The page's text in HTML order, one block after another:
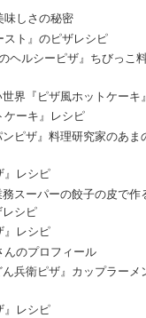
味しさの秘密
スト』のピザレシピ
ヘルシーピザ』ちびっこ
界『ピザ風ホットケーキ
ケーキ』レシピ
ンピザ』料理研究家のあま
』レシピ
スーパーの餃子の皮で作
レシピ
』レシピ
んのプロフィール
ん兵衛ピザ』カップラーメ
』レシピ